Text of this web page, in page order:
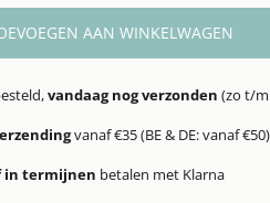
AAN WINKELWAGEN
vandaag nog verzonden (zo t/
vanaf €35 (BE & DE: vanaf €50)
in termijnen betalen met Klarna